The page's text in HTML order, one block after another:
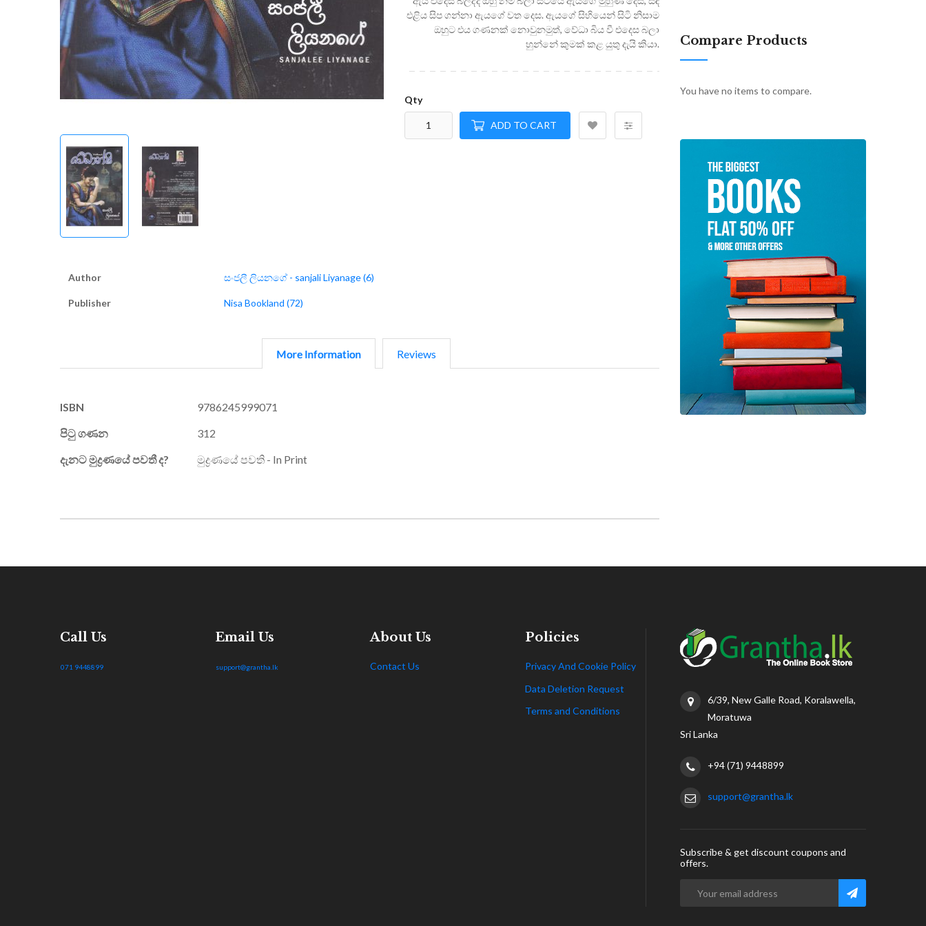
එළිය සිප ගන්නා ඇයගේ වත දෙස. ඇයගේ සිහියෙන් සිටි නිසාම
ඔහුට එය ගණනක් නොවුනමුත්, වේධා බිය වී එදෙස බලා
හුන්නේ කුමක් කළ යුතු දැයි කියා.
Qty
ADD TO CART
Author සංජලී ලියනගේ - sanjali Liyanage (6)
Publisher Nisa Bookland (72)
More Information Reviews
More
ISBN
9786245999071
පිටු ගණන
312
දැනට මුද්‍රණයේ පවතී ද?
මුද්‍රණයේ පවති - In Print
Compare Products
You have no items to compare.
Call Us
071 9448899
Email Us
support@grantha.lk
About Us
Contact Us
Policies
Privacy And Cookie Policy
Data Deletion Request
Terms and Conditions
6/39, New Galle Road, Koralawella,
Moratuwa
Sri Lanka
+94 (71) 9448899
support@grantha.lk
Subscribe & get discount coupons and
offers.